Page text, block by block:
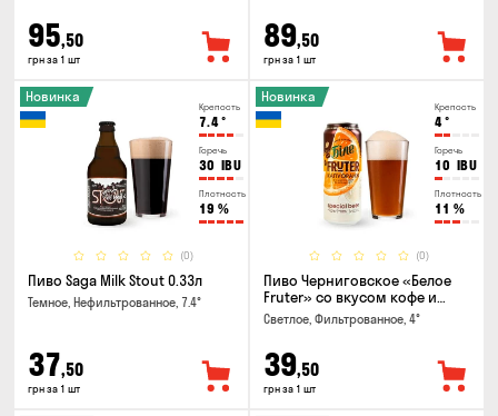
95,50
грн за 1 шт
89,50
грн за 1 шт
Крепость
7.4°
Горечь
30 IBU
Плотность
19 %
(0)
Новинка
Пиво Saga Milk Stout 0.33л
Темное, Нефильтрованное, 7.4°
37,50
грн за 1 шт
Крепость
4°
Горечь
10 IBU
Плотность
11 %
(0)
Новинка
Пиво Черниговское «Белое
Fruter» со вкусом кофе и
апельсина 0.5 л
Светлое, Фильтрованное, 4°
39,50
грн за 1 шт